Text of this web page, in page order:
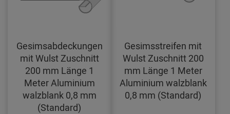
Gesimsabdeckungen
mit Wulst Zuschnitt
200 mm Länge 1
Meter Aluminium
walzblank 0,8 mm
(Standard)
Gesimsstreifen mit
Wulst Zuschnitt 200
mm Länge 1 Meter
Aluminium walzblank
0,8 mm (Standard)